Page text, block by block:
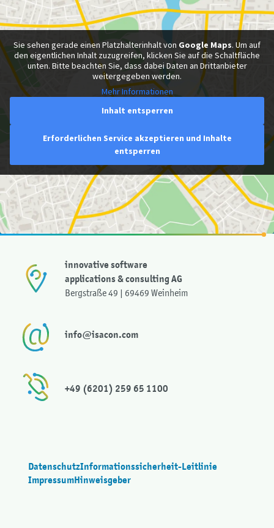
Sie sehen gerade einen Platzhalterinhalt von Google Maps. Um auf
den eigentlichen Inhalt zuzugreifen, klicken Sie auf die Schaltfläche
unten. Bitte beachten Sie, dass dabei Daten an Drittanbieter
weitergegeben werden.
Mehr Informationen
Inhalt entsperren
Erforderlichen Service akzeptieren und Inhalte
entsperren
innovative software
applications & consulting AG
Bergstraße 49 | 69469 Weinheim
info@isacon.com
+49 (6201) 259 65 1100
DatenschutzInformationssicherheit-Leitlinie
ImpressumHinweisgeber